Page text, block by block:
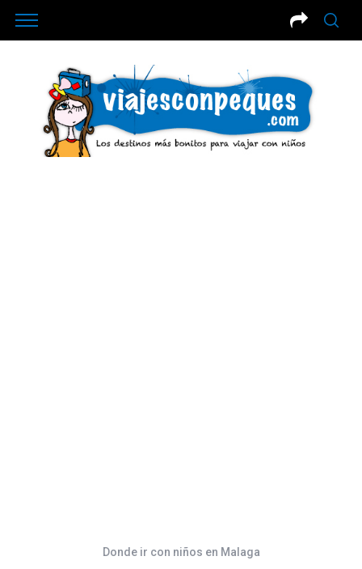
Donde ir con niños en Malaga